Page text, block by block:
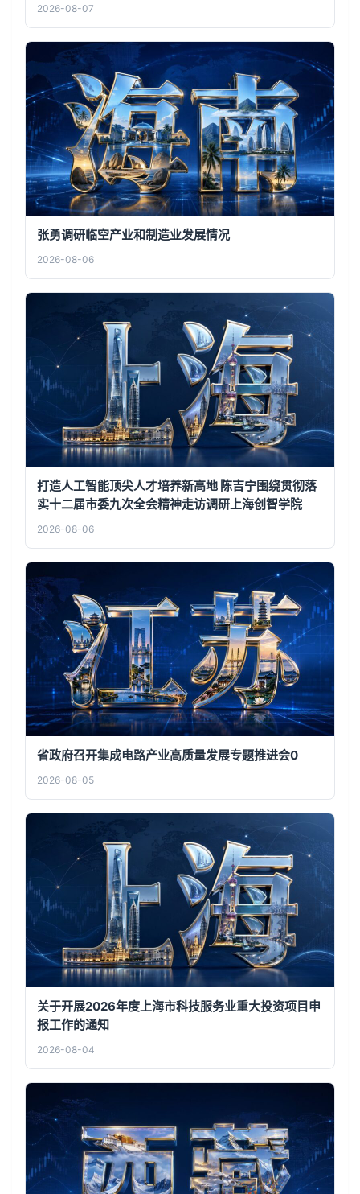
2026-08-07
张勇调研临空产业和制造业发展情况
2026-08-06
打造人工智能顶尖人才培养新高地 陈吉宁围绕贯彻落
实十二届市委九次全会精神走访调研上海创智学院
2026-08-06
省政府召开集成电路产业高质量发展专题推进会0
2026-08-05
关于开展2026年度上海市科技服务业重大投资项目申
报工作的通知
2026-08-04